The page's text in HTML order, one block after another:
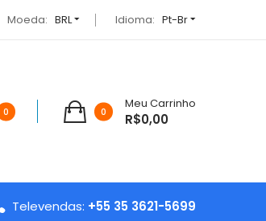
Moeda: BRL Idioma: Pt-Br
0 0
Meu Carrinho
R$0,00
Televendas: +55 35 3621-5699